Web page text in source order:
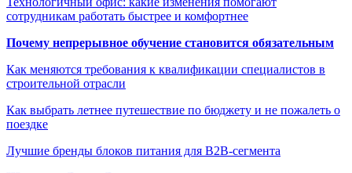
сотрудникам работать быстрее и комфортнее
Почему непрерывное обучение становится обязательным
Как меняются требования к квалификации специалистов в
строительной отрасли
Как выбрать летнее путешествие по бюджету и не пожалеть о
поездке
Лучшие бренды блоков питания для B2B-сегмента